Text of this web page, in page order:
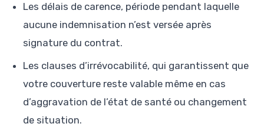
Les délais de carence, période pendant laquelle
aucune indemnisation n’est versée après
signature du contrat.
Les clauses d’irrévocabilité, qui garantissent que
votre couverture reste valable même en cas
d’aggravation de l’état de santé ou changement
de situation.